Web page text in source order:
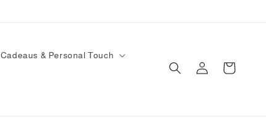
Cadeaus & Personal Touch
InloggenWinkelwagen